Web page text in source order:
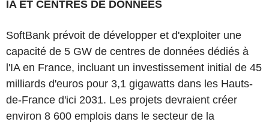
IA ET CENTRES DE DONNÉES
SoftBank prévoit de développer et d'exploiter une
capacité de 5 GW de centres de données dédiés à
l'IA en France, incluant un investissement initial de 45
milliards d'euros pour 3,1 gigawatts dans les Hauts-
de-France d'ici 2031. Les projets devraient créer
environ 8 600 emplois dans le secteur de la